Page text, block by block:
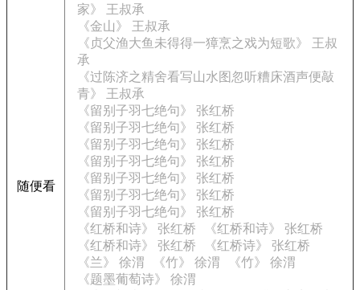
随便看
家》 王叔承
《金山》 王叔承
《贞父渔大鱼未得得一獐烹之戏为短歌》 王叔
承
《过陈济之精舍看写山水图忽听糟床酒声便敲
青》 王叔承
《留别子羽七绝句》 张红桥
《留别子羽七绝句》 张红桥
《留别子羽七绝句》 张红桥
《留别子羽七绝句》 张红桥
《留别子羽七绝句》 张红桥
《留别子羽七绝句》 张红桥
《留别子羽七绝句》 张红桥
《红桥和诗》 张红桥
《红桥和诗》 张红桥
《红桥和诗》 张红桥
《红桥诗》 张红桥
《兰》 徐渭
《竹》 徐渭
《竹》 徐渭
《题墨葡萄诗》 徐渭